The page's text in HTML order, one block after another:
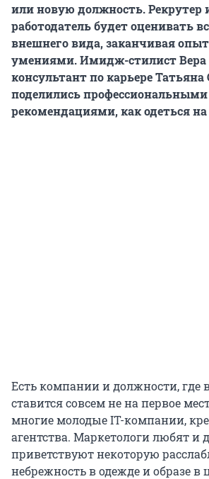
или новую должность.
работодатель будет оценивать
внешнего вида, заканчивая
умениями. Имидж-стилист Вера
консультант по карьере
поделились профессиональными
рекомендациями, как одеться на
Есть компании и должности,
ставится совсем не на первое
многие молодые IT-компании,
агентства. Маркетологи любят и
приветствуют некоторую
небрежность в одежде и образе в